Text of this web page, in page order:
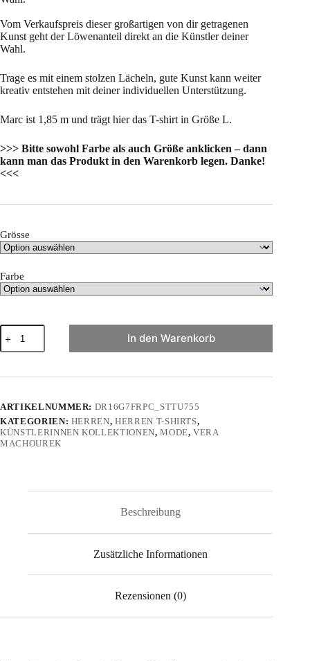
Vom Verkaufspreis dieser großartigen von dir getragenen
Kunst geht der Löwenanteil direkt an die Künstler deiner
Wahl.
Trage es mit einem stolzen Lächeln, gute Kunst kann weiter
kreativ entstehen mit deiner individuellen Unterstützung.
Marc ist 1,85 m und trägt hier das T-shirt in Größe L.
>>> Bitte sowohl Farbe als auch Größe anklicken – dann
kann man das Produkt in den Warenkorb legen. Danke!
<<<
Grösse
Farbe
"abstacted
silhouette"
von
Machourek
Premium
Organic
Shirt
Menge
In den Warenkorb
ARTIKELNUMMER: DR16G7FRPC_STTU755
KATEGORIEN: HERREN,HERREN T-SHIRTS,
KÜNSTLERINNEN KOLLEKTIONEN,MODE,VERA
MACHOUREK
Beschreibung
Zusätzliche Informationen
Rezensionen (0)